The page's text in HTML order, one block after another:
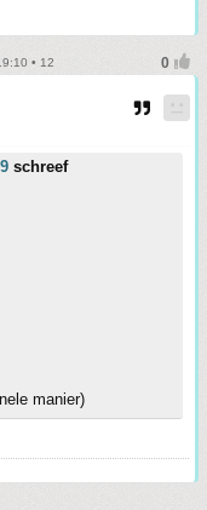
• 12
schreef
manier)